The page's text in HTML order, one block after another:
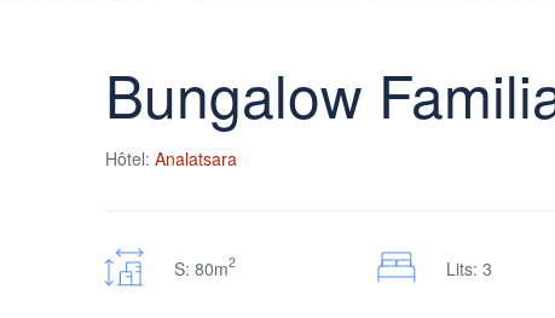
Bungalow
Hôtel: Analatsara
S: 80m2 Lits: 3